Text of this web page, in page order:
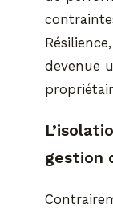
devenue
gestion